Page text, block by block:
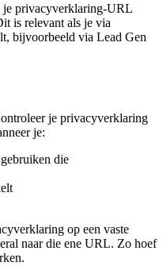
privacyverklaring-URL
is relevant als je via
bijvoorbeeld via Lead Gen
je privacyverklaring
je:
die
op een vaste
naar die ene URL. Zo hoef